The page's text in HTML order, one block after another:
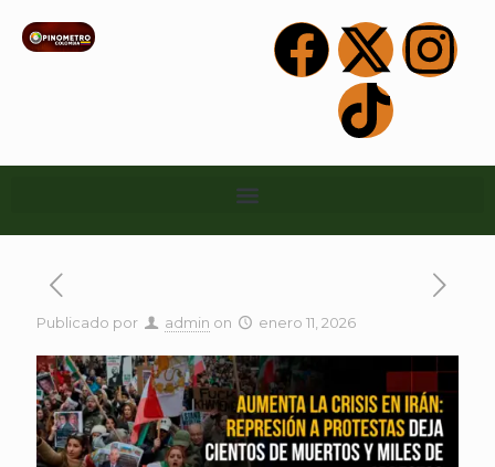
Publicado por admin on enero 11, 2026